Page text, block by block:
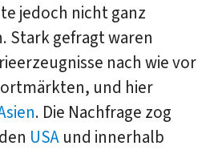
jedoch nicht ganz
Stark gefragt waren
nach wie vor
und hier
. Die Nachfrage zog
USAund innerhalb